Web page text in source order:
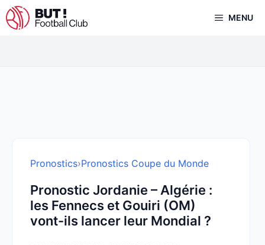
Aller
au
MENU
Pronostics›Pronostics Coupe du Monde
Pronostic Jordanie – Algérie :
les Fennecs et Gouiri (OM)
vont-ils lancer leur Mondial ?